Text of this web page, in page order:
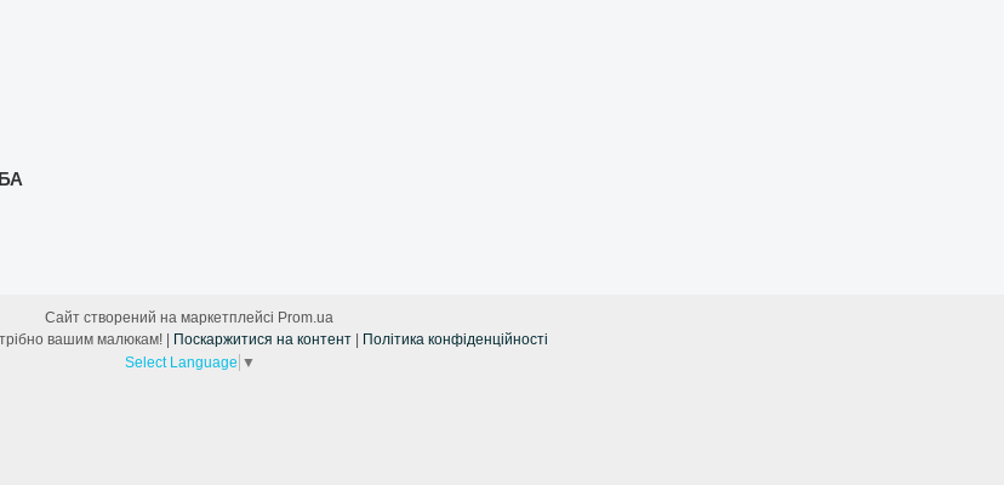
Сайт створений на маркетплейсі Prom.ua
Поскаржитися на контент
Політика конфіденційності
Select Language ▼